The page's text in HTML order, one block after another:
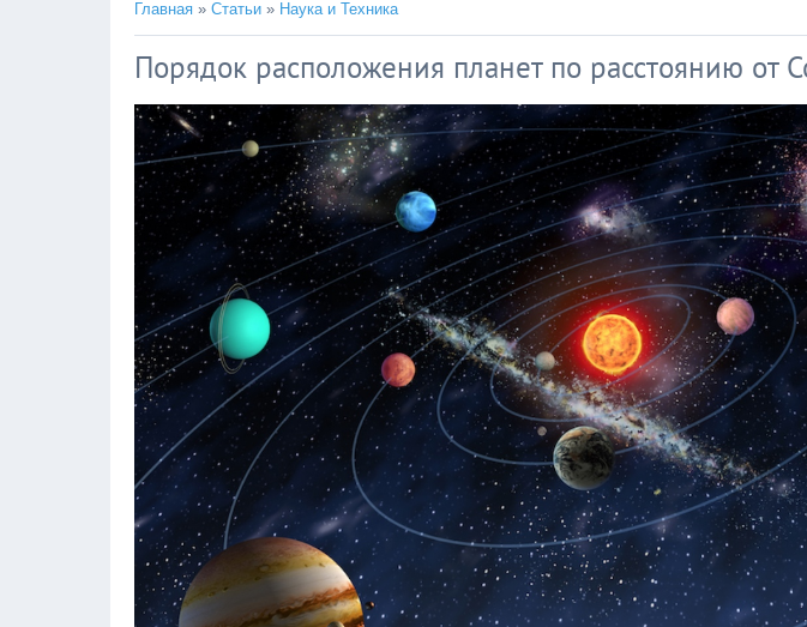
Главная » Статьи » Наука и Техника
Порядок расположения планет по расстоянию от